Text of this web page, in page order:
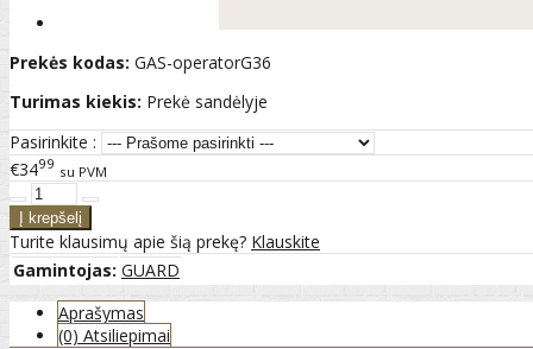
Prekės kodas: GAS-operatorG36
Turimas kiekis: Prekė sandėlyje
Pasirinkite :
€3499 su PVM
Turite klausimų apie šią prekę? Klauskite
Gamintojas: GUARD
Aprašymas
(0) Atsiliepimai